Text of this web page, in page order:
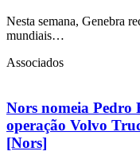
Nesta semana, Genebra
mundiais…
Associados
Nors nomeia
operação Volvo
[Nors]